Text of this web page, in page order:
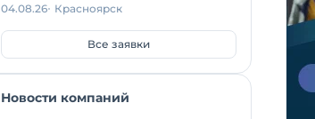
04.08.26 Красноярск
Все заявки
Новости компаний